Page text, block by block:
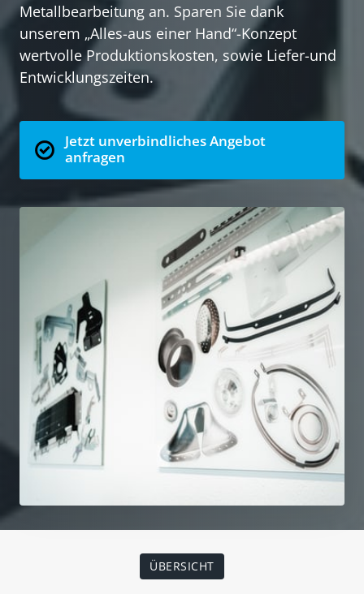
Metallbearbeitung an. Sparen Sie dank
unserem „Alles-aus einer Hand“-Konzept
wertvolle Produktionskosten, sowie Liefer-und
Entwicklungszeiten.
Jetzt unverbindliches Angebot
anfragen
ÜBERSICHT